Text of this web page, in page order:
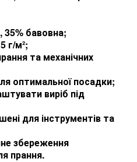
35% бавовна;
г/м²;
та механічних
оптимальної посадки;
виріб під
для інструментів та
збереження
прання.